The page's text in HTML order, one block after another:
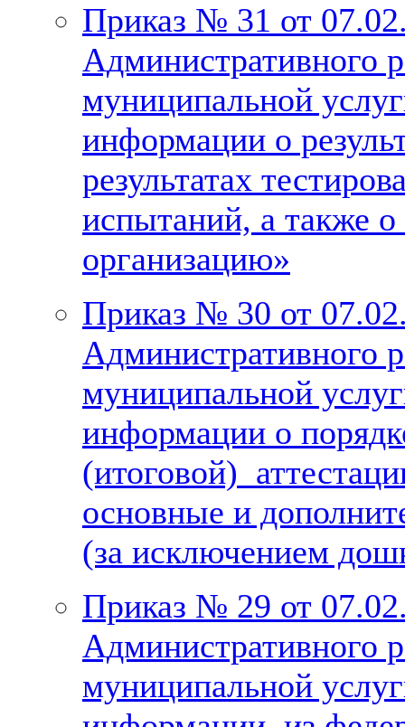
Приказ № 31 от
Административного
муниципальной
информации о
результатах
испытаний, а также о
организацию»
Приказ № 30 от
Административного
муниципальной
информации о
(итоговой)
основные и
(за исключением
Приказ № 29 от
Административного
муниципальной